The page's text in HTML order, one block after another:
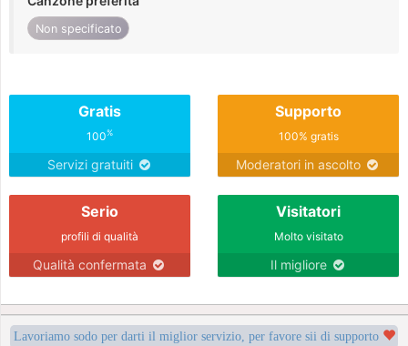
Non specificato
Gratis
100%
Servizi gratuiti
Supporto
100% gratis
Moderatori in ascolto
Serio
profili di qualità
Qualità confermata
Visitatori
Molto visitato
Il migliore
Lavoriamo sodo per darti il miglior servizio, per favore sii di supporto